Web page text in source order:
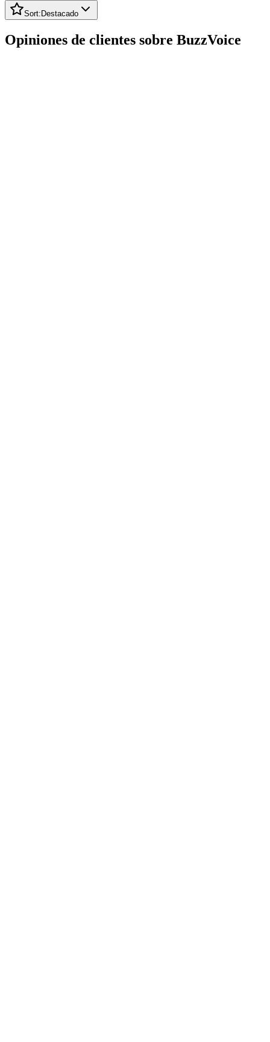
Sort: Destacado
Opiniones de clientes sobre BuzzVoice